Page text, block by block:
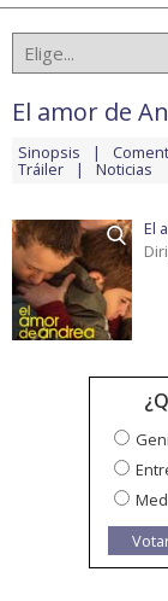
El amor de
Sinopsis
Tráiler Noticias
El